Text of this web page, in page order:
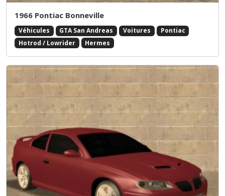
1966 Pontiac Bonneville
Véhicules GTA San Andreas Voitures
Pontiac
Hotrod / Lowrider
Hermes